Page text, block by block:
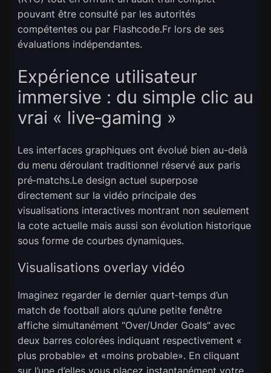
pouvant être consulté par les autorités
compétentes ou par Flashcode.Fr lors de ses
évaluations indépendantes.
Expérience utilisateur
immersive : du simple clic au
vrai « live‑gaming »
Les interfaces graphiques ont évolué bien au-delà
du menu déroulant traditionnel réservé aux paris
pré‑matchs.Le design actuel superpose
directement sur la vidéo principale des
visualisations interactives montrant non seulement
la cote actuelle mais aussi son évolution historique
sous forme de courbes dynamiques.
Visualisations overlay vidéo
Imaginez regarder le dernier quart‑temps d’un
match de football alors qu’une petite fenêtre
affiche simultanément “Over/Under Goals” avec
deux barres colorées indiquant respectivement «​
plus probable​» et «​moins probable​». En cliquant
sur l’une d’elles vous placez instantanément votre